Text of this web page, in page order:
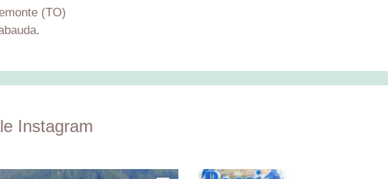
(TO)
Instagram